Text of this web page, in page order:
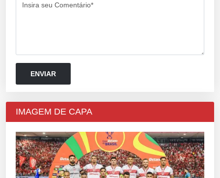
Insira seu Comentário*
IMAGEM DE CAPA